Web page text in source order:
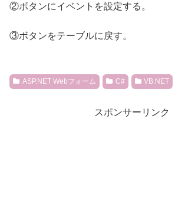
②ボタンにイベントを設定する。
③ボタンをテーブルに戻す。
ASP.NET Webフォーム C# VB.NET
スポンサーリンク